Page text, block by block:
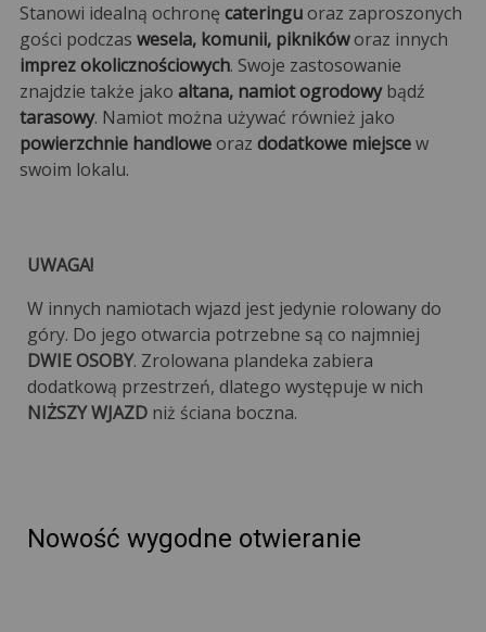
Stanowi idealną ochronę cateringuoraz zaproszonych
gości podczas wesela, komunii, piknikóworaz innych
imprez okolicznościowych. Swoje zastosowanie
znajdzie także jako altana, namiot ogrodowybądź
tarasowy. Namiot można używać również jako
powierzchnie handloweoraz dodatkowe miejscew
swoim lokalu.
UWAGA!
W innych namiotach wjazd jest jedynie rolowany do
góry. Do jego otwarcia potrzebne są co najmniej
DWIE OSOBY. Zrolowana plandeka zabiera
dodatkową przestrzeń, dlatego występuje w nich
NIŻSZY WJAZD niż ściana boczna.
Nowość wygodne otwieranie